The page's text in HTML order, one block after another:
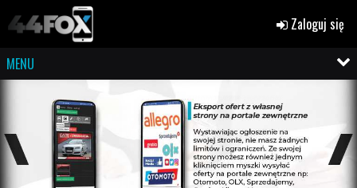
Zaloguj się
MENU